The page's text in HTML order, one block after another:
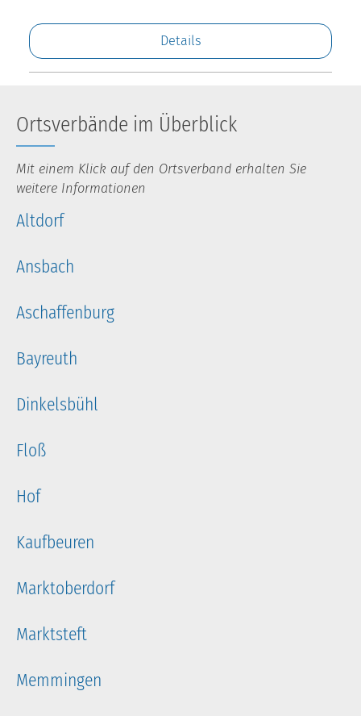
Details
Ortsverbände im Überblick
Mit einem Klick auf den Ortsverband erhalten Sie
weitere Informationen
Altdorf
Ansbach
Aschaffenburg
Bayreuth
Dinkelsbühl
Floß
Hof
Kaufbeuren
Marktoberdorf
Marktsteft
Memmingen